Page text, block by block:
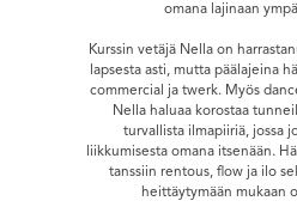
omana lajinaan
Kurssin vetäjä Nella on
lapsesta asti, mutta päälajeina
commercial ja twerk. Myös
Nella haluaa korostaa
turvallista ilmapiiriä, jossa
liikkumisesta omana itsenään.
tanssiin rentous, flow ja ilo
heittäytymään mukaan